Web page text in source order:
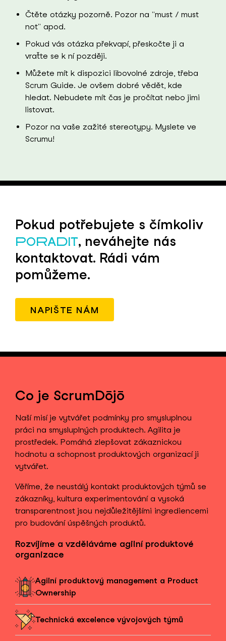
Čtěte otázky pozorně. Pozor na "must / must
not" apod.
Pokud vás otázka překvapí, přeskočte ji a
vraťte se k ní později.
Můžete mít k dispozici libovolné zdroje, třeba
Scrum Guide. Je ovšem dobré vědět, kde
hledat. Nebudete mít čas je pročítat nebo jimi
listovat.
Pozor na vaše zažité stereotypy. Myslete ve
Scrumu!
Pokud potřebujete s čímkoliv
PORADIT, neváhejte nás
kontaktovat. Rádi vám
pomůžeme.
NAPIŠTE NÁM
Co je ScrumDōjō
Naší misí je vytvářet podmínky pro smysluplnou
práci na smysluplných produktech. Agilita je
prostředek. Pomáhá zlepšovat zákaznickou
hodnotu a schopnost produktových organizací ji
vytvářet.
Věříme, že neustálý kontakt produktových týmů se
zákazníky, kultura experimentování a vysoká
transparentnost jsou nejdůležitějšími ingrediencemi
pro budování úspěšných produktů.
Rozvíjíme a vzděláváme agilní produktové
organizace
Agilní produktový management a Product
Ownership
Technická excelence vývojových týmů